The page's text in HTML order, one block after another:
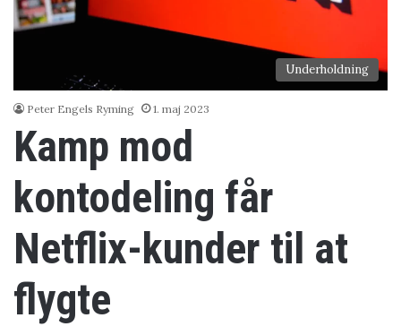
Underholdning
Peter Engels Ryming 1. maj 2023
Kamp mod
kontodeling får
Netflix-kunder til at
flygte